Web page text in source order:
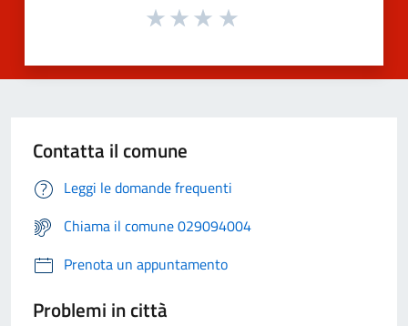
Contatta il comune
Leggi le domande frequenti
Chiama il comune 029094004
Prenota un appuntamento
Problemi in città